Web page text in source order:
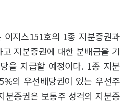
이지스151호의 1종 지분증권과
지분증권에 대한 분배금을 기
을 지급할 예정이다. 1종 지분
의 우선배당권이 있는 우선주
분증권은 보통주 성격의 지분증